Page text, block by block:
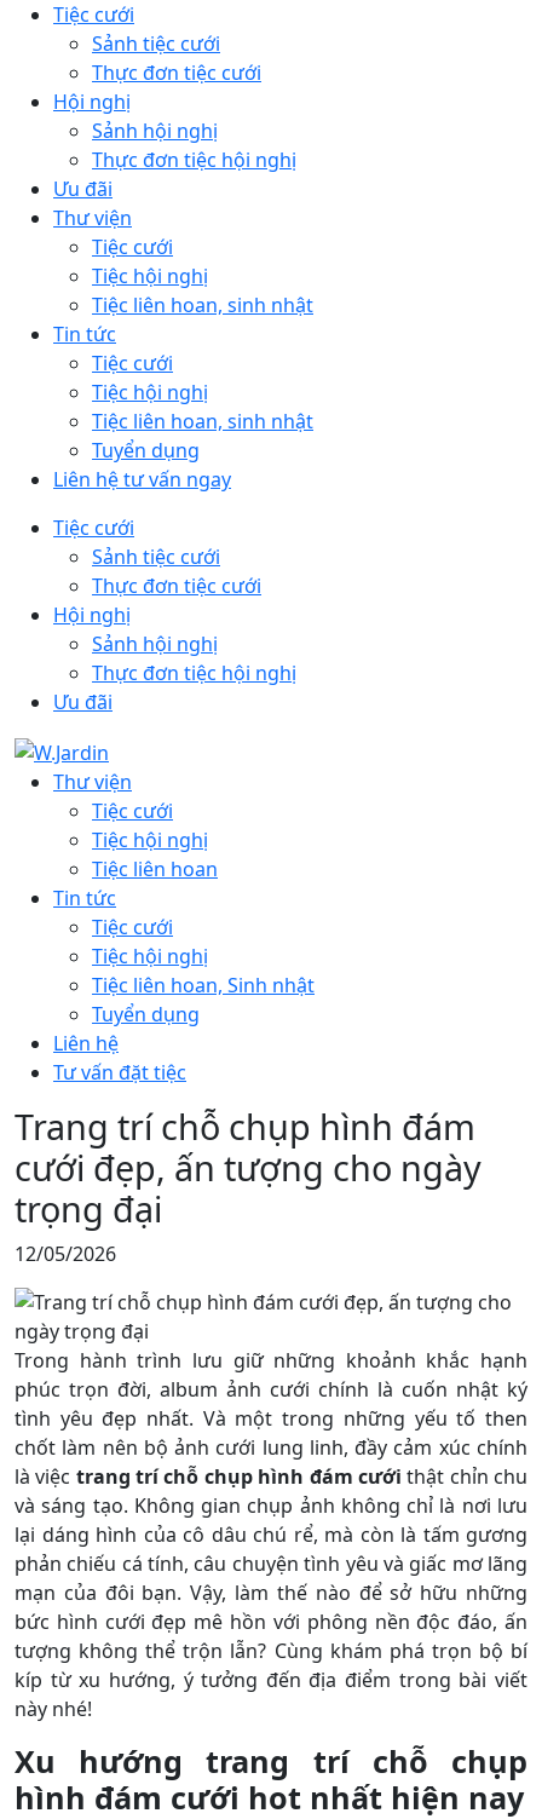
Tiệc cưới
Sảnh tiệc cưới
Thực đơn tiệc cưới
Hội nghị
Sảnh hội nghị
Thực đơn tiệc hội nghị
Ưu đãi
Thư viện
Tiệc cưới
Tiệc hội nghị
Tiệc liên hoan, sinh nhật
Tin tức
Tiệc cưới
Tiệc hội nghị
Tiệc liên hoan, sinh nhật
Tuyển dụng
Liên hệ tư vấn ngay
Tiệc cưới
Sảnh tiệc cưới
Thực đơn tiệc cưới
Hội nghị
Sảnh hội nghị
Thực đơn tiệc hội nghị
Ưu đãi
Thư viện
Tiệc cưới
Tiệc hội nghị
Tiệc liên hoan
Tin tức
Tiệc cưới
Tiệc hội nghị
Tiệc liên hoan, Sinh nhật
Tuyển dụng
Liên hệ
Tư vấn đặt tiệc
Trang trí chỗ chụp hình đám
cưới đẹp, ấn tượng cho ngày
trọng đại
12/05/2026
Trong hành trình lưu giữ những khoảnh khắc hạnh
phúc trọn đời, album ảnh cưới chính là cuốn nhật ký
tình yêu đẹp nhất. Và một trong những yếu tố then
chốt làm nên bộ ảnh cưới lung linh, đầy cảm xúc chính
là việc trang trí chỗ chụp hình đám cưới thật chỉn chu
và sáng tạo. Không gian chụp ảnh không chỉ là nơi lưu
lại dáng hình của cô dâu chú rể, mà còn là tấm gương
phản chiếu cá tính, câu chuyện tình yêu và giấc mơ lãng
mạn của đôi bạn. Vậy, làm thế nào để sở hữu những
bức hình cưới đẹp mê hồn với phông nền độc đáo, ấn
tượng không thể trộn lẫn? Cùng khám phá trọn bộ bí
kíp từ xu hướng, ý tưởng đến địa điểm trong bài viết
này nhé!
Xu hướng trang trí chỗ chụp
hình đám cưới hot nhất hiện nay